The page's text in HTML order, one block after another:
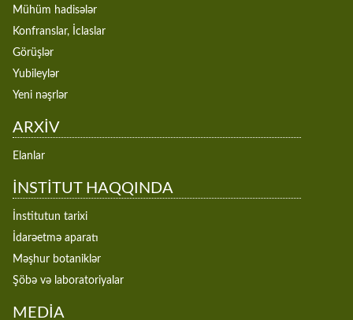
Mühüm hadisələr
Konfranslar, İclaslar
Görüşlər
Yubileylər
Yeni nəşrlər
ARXİV
Elanlar
İNSTİTUT HAQQINDA
İnstitutun tarixi
İdarəetmə aparatı
Məşhur botaniklər
Şöbə və laboratoriyalar
MEDİA